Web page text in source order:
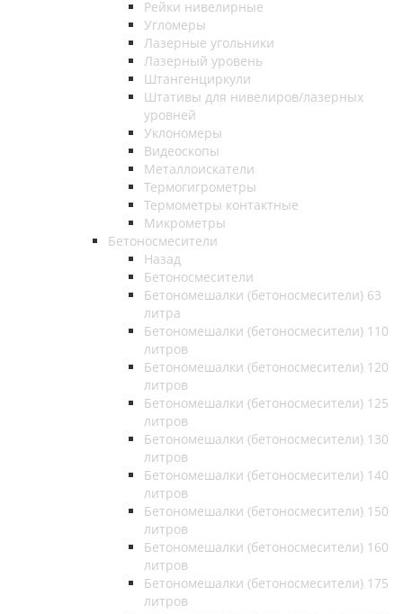
Рейки нивелирные
Угломеры
Лазерные угольники
Лазерный уровень
Штангенциркули
Штативы для нивелиров/лазерных
уровней
Уклономеры
Видеоскопы
Металлоискатели
Термогигрометры
Термометры контактные
Микрометры
Бетоносмесители
Назад
Бетоносмесители
Бетономешалки (бетоносмесители) 63
литра
Бетономешалки (бетоносмесители) 110
литров
Бетономешалки (бетоносмесители) 120
литров
Бетономешалки (бетоносмесители) 125
литров
Бетономешалки (бетоносмесители) 130
литров
Бетономешалки (бетоносмесители) 140
литров
Бетономешалки (бетоносмесители) 150
литров
Бетономешалки (бетоносмесители) 160
литров
Бетономешалки (бетоносмесители) 175
литров